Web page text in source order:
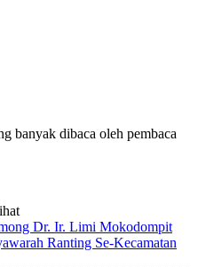
banyak dibaca oleh pembaca
Dr. Ir. Limi Mokodompit
Ranting Se-Kecamatan